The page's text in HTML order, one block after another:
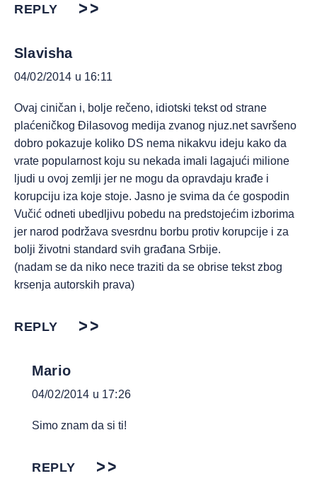
REPLY
Slavisha
04/02/2014 u 16:11
Ovaj ciničan i, bolje rečeno, idiotski tekst od strane
plaćeničkog Đilasovog medija zvanog njuz.net savršeno
dobro pokazuje koliko DS nema nikakvu ideju kako da
vrate popularnost koju su nekada imali lagajući milione
ljudi u ovoj zemlji jer ne mogu da opravdaju krađe i
korupciju iza koje stoje. Jasno je svima da će gospodin
Vučić odneti ubedljivu pobedu na predstojećim izborima
jer narod podržava svesrdnu borbu protiv korupcije i za
bolji životni standard svih građana Srbije.
(nadam se da niko nece traziti da se obrise tekst zbog
krsenja autorskih prava)
REPLY
Mario
04/02/2014 u 17:26
Simo znam da si ti!
REPLY